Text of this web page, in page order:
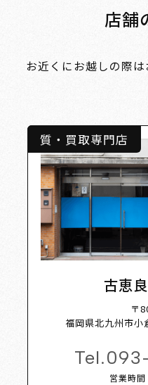
店舗
お近くにお越しの際は
質・買取専門店
古恵
〒
福岡県北九州市
Tel.
営業時